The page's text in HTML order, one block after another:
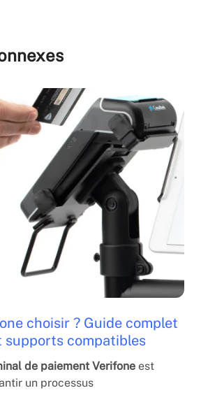
choisir ? Guide complet
supports compatibles
de paiement Verifone est
un processus